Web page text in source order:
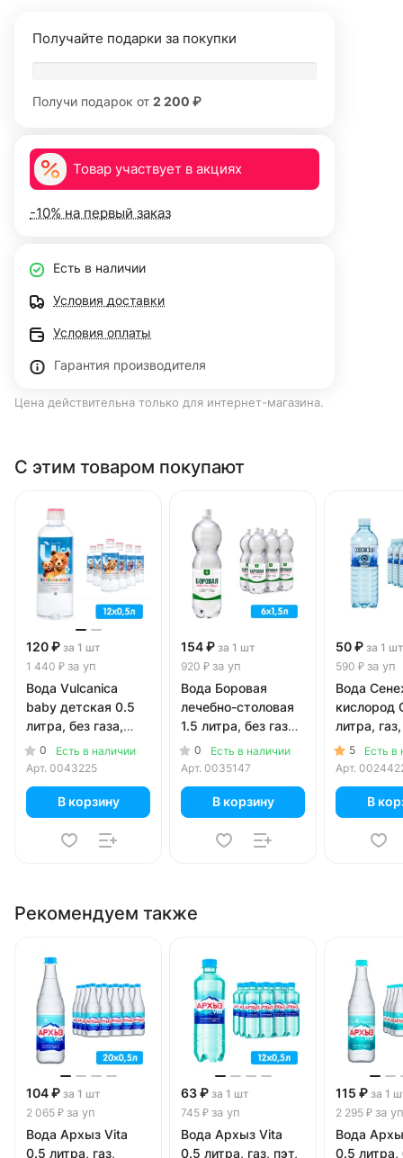
Получайте подарки за покупки
Получи подарок от 2 200 ₽
Товар участвует в акциях
-10% на первый заказ
Есть в наличии
Условия доставки
Условия оплаты
Гарантия производителя
Цена действительна только для интернет-магазина.
С этим товаром покупают
120 ₽ за 1 шт
1 440 ₽ за уп
Вода Vulcanica
baby детская 0.5
литра, без газа,
пэт, 12 шт. в уп.
0
Есть в наличии
Арт. 0043225
В корзину
154 ₽ за 1 шт
920 ₽ за уп
Вода Боровая
лечебно-столовая
1.5 литра, без газа,
пэт, 6 шт. в уп.
0
Есть в наличии
Арт. 0035147
В корзину
50 ₽ за 1 шт
590 ₽ за уп
Вода
кислород
литра,
шт. в уп.
5
Есть в
Арт.
В
Рекомендуем также
104 ₽ за 1 шт
2 065 ₽ за уп
Вода Архыз Vita
0.5 литра, газ,
63 ₽ за 1 шт
745 ₽ за уп
Вода Архыз Vita
0.5 литра, газ, пэт,
115 ₽ за 1
2 295 ₽ за уп
Вода
0.5 литра,